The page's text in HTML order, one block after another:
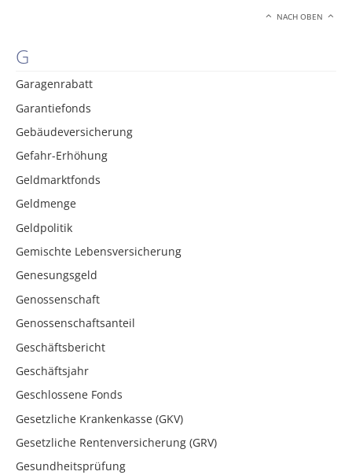
NACH OBEN
G
Garagenrabatt
Garantiefonds
Gebäudeversicherung
Gefahr-Erhöhung
Geldmarktfonds
Geldmenge
Geldpolitik
Gemischte Lebensversicherung
Genesungsgeld
Genossenschaft
Genossenschaftsanteil
Geschäftsbericht
Geschäftsjahr
Geschlossene Fonds
Gesetzliche Krankenkasse (GKV)
Gesetzliche Rentenversicherung (GRV)
Gesundheitsprüfung